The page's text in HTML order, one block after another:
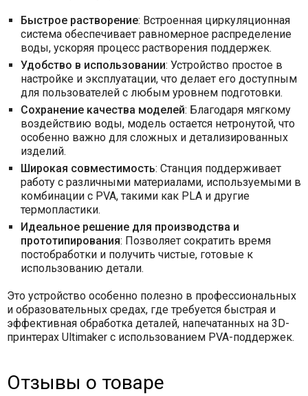
Быстрое растворение: Встроенная циркуляционная
система обеспечивает равномерное распределение
воды, ускоряя процесс растворения поддержек.
Удобство в использовании: Устройство простое в
настройке и эксплуатации, что делает его доступным
для пользователей с любым уровнем подготовки.
Сохранение качества моделей: Благодаря мягкому
воздействию воды, модель остается нетронутой, что
особенно важно для сложных и детализированных
изделий.
Широкая совместимость: Станция поддерживает
работу с различными материалами, используемыми в
комбинации с PVA, такими как PLA и другие
термопластики.
Идеальное решение для производства и
прототипирования: Позволяет сократить время
постобработки и получить чистые, готовые к
использованию детали.
Это устройство особенно полезно в профессиональных
и образовательных средах, где требуется быстрая и
эффективная обработка деталей, напечатанных на 3D-
принтерах Ultimaker с использованием PVA-поддержек.
Отзывы о товаре